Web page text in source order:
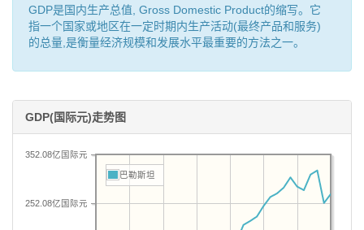
GDP是国内生产总值, Gross Domestic Product的缩写。它
指一个国家或地区在一定时期内生产活动(最终产品和服务)
的总量,是衡量经济规模和发展水平最重要的方法之一。
GDP(国际元)走势图
252.08亿国际元
352.08亿国际元
巴勒斯坦